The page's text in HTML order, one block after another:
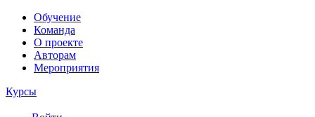
Обучение
Команда
О проекте
Авторам
Мероприятия
Курсы